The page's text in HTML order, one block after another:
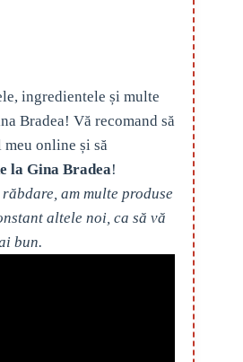
ingredientele și multe
Bradea! Vă recomand să
online și să
la Gina Bradea!
am multe produse
altele noi, ca să vă
bun.